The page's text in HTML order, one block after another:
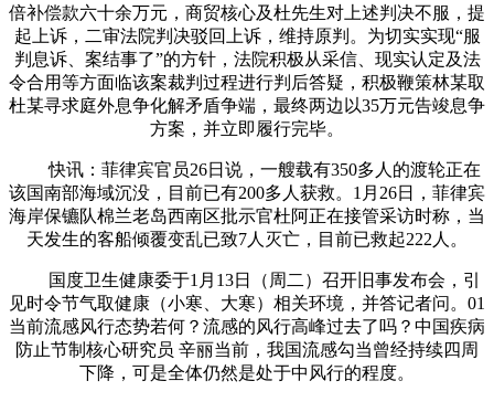
倍补偿款六十余万元，商贸核心及杜先生对上述判决不服，提
起上诉，二审法院判决驳回上诉，维持原判。为切实实现“服
判息诉、案结事了”的方针，法院积极从采信、现实认定及法
令合用等方面临该案裁判过程进行判后答疑，积极鞭策林某取
杜某寻求庭外息争化解矛盾争端，最终两边以35万元告竣息争
方案，并立即履行完毕。
快讯：菲律宾官员26日说，一艘载有350多人的渡轮正在
该国南部海域沉没，目前已有200多人获救。1月26日，菲律宾
海岸保镳队棉兰老岛西南区批示官杜阿正在接管采访时称，当
天发生的客船倾覆变乱已致7人灭亡，目前已救起222人。
国度卫生健康委于1月13日（周二）召开旧事发布会，引
见时令节气取健康（小寒、大寒）相关环境，并答记者问。01
当前流感风行态势若何？流感的风行高峰过去了吗？中国疾病
防止节制核心研究员 辛丽当前，我国流感勾当曾经持续四周
下降，可是全体仍然是处于中风行的程度。